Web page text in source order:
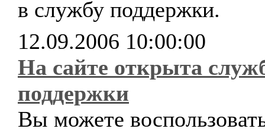
в службу поддержки.
12.09.2006 10:00:00
На сайте открыта
поддержки
Вы можете